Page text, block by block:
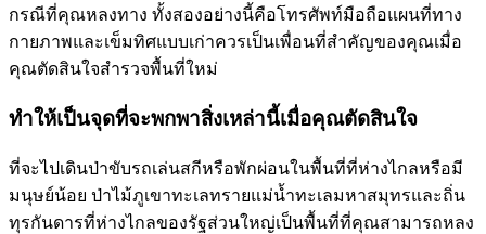
กรณีที่คุณหลงทาง ทั้งสองอย่างนี้คือโทรศัพท์มือถือแผนที่ทาง
กายภาพและเข็มทิศแบบเก่าควรเป็นเพื่อนที่สำคัญของคุณเมื่อ
คุณตัดสินใจสำรวจพื้นที่ใหม่
ทำให้เป็นจุดที่จะพกพาสิ่งเหล่านี้เมื่อคุณตัดสินใจ
ที่จะไปเดินป่าขับรถเล่นสกีหรือพักผ่อนในพื้นที่ที่ห่างไกลหรือมี
มนุษย์น้อย ป่าไม้ภูเขาทะเลทรายแม่น้ำทะเลมหาสมุทรและถิ่น
ทุรกันดารที่ห่างไกลของรัฐส่วนใหญ่เป็นพื้นที่ที่คุณสามารถหลง